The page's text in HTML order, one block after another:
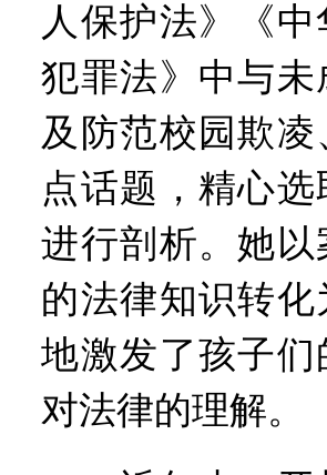
人保护法》《
犯罪法》中与
及防范校园欺
点话题，精心
进行剖析。她
的法律知识转
地激发了孩子
对法律的理解。